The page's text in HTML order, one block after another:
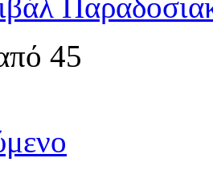
45